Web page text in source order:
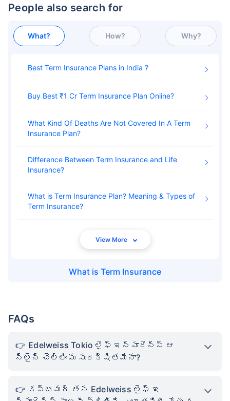
People also search for
What? How? Why?
What is Term Insurance
Best Term Insurance Plans in India
Buy Best ₹1 Cr Term Insurance Plan Online
What Kind Of Deaths Are Not Covered In A Term
Insurance Plan
Difference Between Term Insurance and Life
Insurance
What is Term Insurance Plan? Meaning & Types of
Term Insurance
FAQs
Edelweiss Tokio లైఫ్ ఇన్సూరెన్స్ ఆ
న్‌లైన్ చెల్లింపు సురక్షితమేనా?
కస్టమర్ తన Edelweiss లైఫ్ ఇ